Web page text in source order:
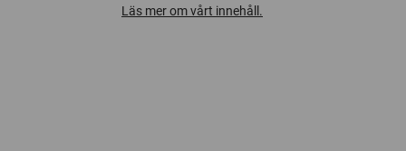
Läs mer om vårt innehåll.